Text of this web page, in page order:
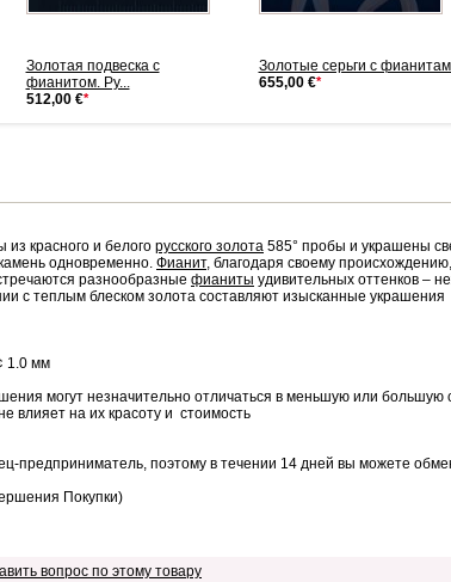
Золотая подвеска с
фианитом. Ру...
512,00 €*
Золотые серьги с
655,00 €*
красного и белого русского золота 585° пробы и украшены
одновременно. Фианит, благодаря своему
разнообразные фианиты удивительных оттенков –
с теплым блеском золота составляют изысканные украшения
1.0 мм
могут незначительно отличаться в меньшую или большую
влияет на их красоту и стоимость
предприниматель, поэтому в течении 14 дней вы можете
Покупки)
вопрос по этому товару